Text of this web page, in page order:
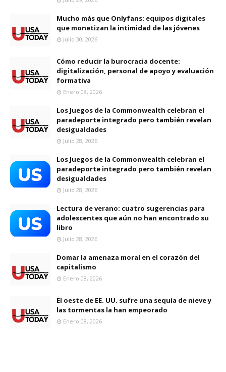
Mucho más que Onlyfans: equipos digitales
que monetizan la intimidad de las jóvenes
Julio 30, 2026
Cómo reducir la burocracia docente:
digitalización, personal de apoyo y evaluación
formativa
Enero 08, 2026
Los Juegos de la Commonwealth celebran el
paradeporte integrado pero también revelan
desigualdades
Julio 28, 2026
Los Juegos de la Commonwealth celebran el
paradeporte integrado pero también revelan
desigualdades
Julio 28, 2026
Lectura de verano: cuatro sugerencias para
adolescentes que aún no han encontrado su
libro
Julio 28, 2026
Domar la amenaza moral en el corazón del
capitalismo
Enero 08, 2026
El oeste de EE. UU. sufre una sequía de nieve y
las tormentas la han empeorado
Enero 08, 2026